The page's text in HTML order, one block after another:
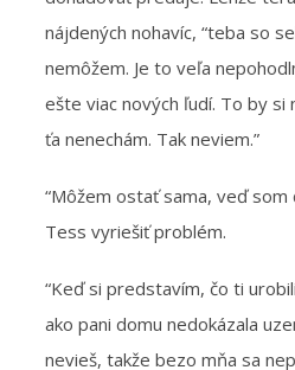
nájdených nohavíc, “teba so
nemôžem. Je to veľa
ešte viac nových ľudí. To by si
ťa nenechám. Tak neviem.”
“Môžem ostať sama, veď som
Tess vyriešiť problém.
“Keď si predstavím, čo ti
ako pani domu nedokázala
nevieš, takže bezo mňa sa